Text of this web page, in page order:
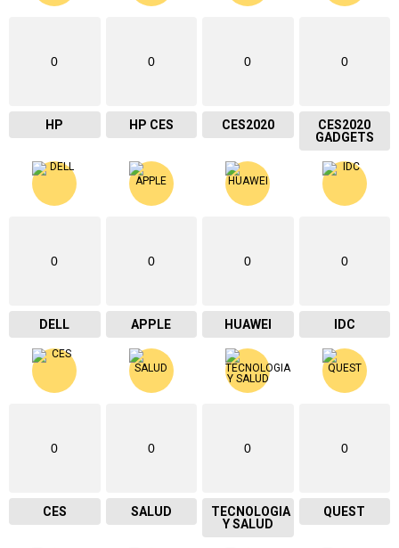
0
HP
0
HP CES
0
CES2020
0
CES2020
GADGETS
0
DELL
0
APPLE
0
HUAWEI
0
IDC
0
CES
0
SALUD
0
TECNOLOGIA
Y SALUD
0
QUEST